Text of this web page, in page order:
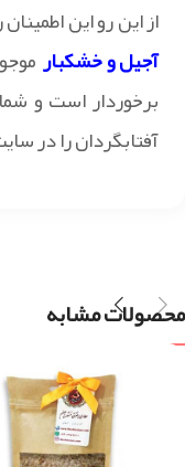
از این رو این
آجیل و خشکبار
برخوردار است و
آفتابگردان را در
محصولات مشابه